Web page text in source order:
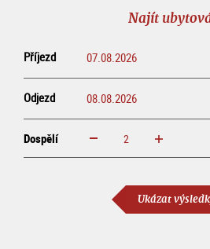
Najít
Příjezd
Odjezd
Dospělí increase reduce
Ukázat